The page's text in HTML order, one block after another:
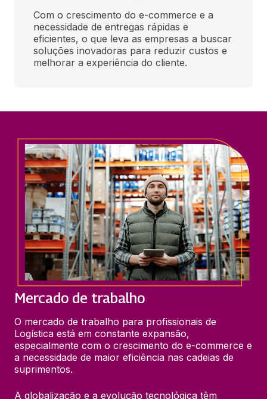
Com o crescimento do e-commerce e a
necessidade de entregas rápidas e
eficientes, o que leva as empresas a buscar
soluções inovadoras para reduzir custos e
melhorar a experiência do cliente.
Mercado de trabalho
O mercado de trabalho para profissionais de
Logística está em constante expansão,
especialmente com o crescimento do e-commerce e
a necessidade de maior eficiência nas cadeias de
suprimentos.
A globalização e a evolução tecnológica têm